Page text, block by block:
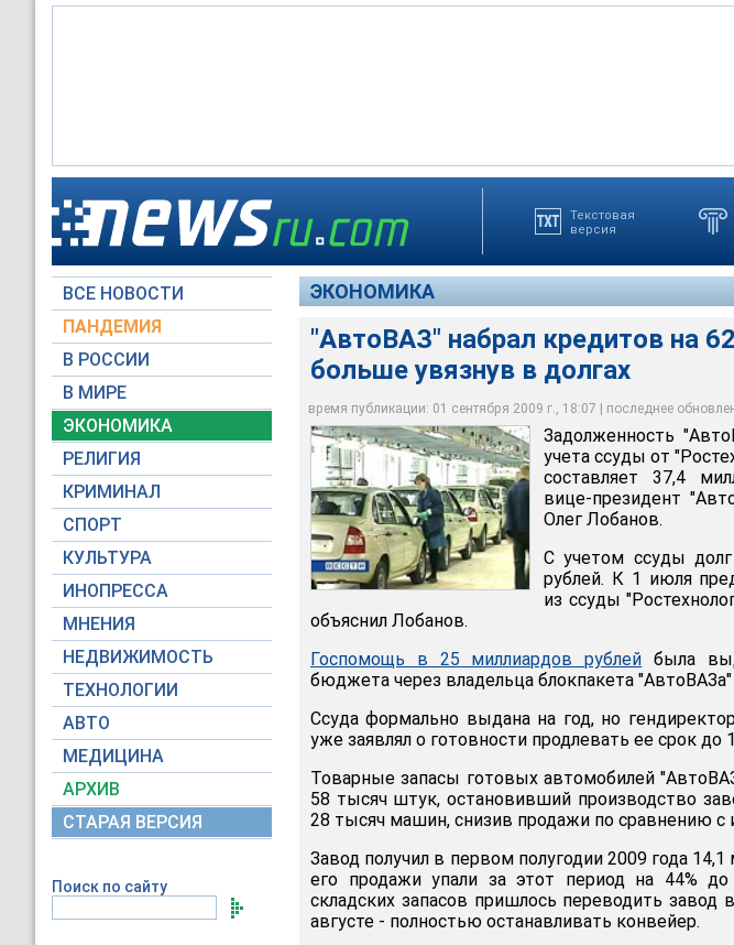
Текстовая
версия
ВСЕ НОВОСТИ
ПАНДЕМИЯ
В РОССИИ
В МИРЕ
ЭКОНОМИКА
РЕЛИГИЯ
КРИМИНАЛ
СПОРТ
КУЛЬТУРА
ИНОПРЕССА
МНЕНИЯ
НЕДВИЖИМОСТЬ
ТЕХНОЛОГИИ
АВТО
МЕДИЦИНА
АРХИВ
СТАРАЯ ВЕРСИЯ
Поиск по сайту
ЭКОНОМИКА
"АвтоВАЗ" набрал кредитов на
больше увязнув в долгах
время публикации: 01 сентября 2009 г., 18:07 | последнее
"АвтоВАЗ" набрал кредитов на 62,4 млрд рублей,
Вести
Задолженность
учета ссуды от
составляет 37,4
вице-президент
Олег Лобанов.
С учетом ссуды
рублей. К 1 июля
из ссуды
объяснил Лобанов.
Госпомощь в 25 миллиардов рублей была
бюджета через владельца блокпакета
Ссуда формально выдана на год, но
уже заявлял о готовности продлевать ее срок до
Товарные запасы готовых автомобилей
58 тысяч штук, остановивший производство
28 тысяч машин, снизив продажи по сравнению с
Завод получил в первом полугодии 2009 года
его продажи упали за этот период на 44%
складских запасов пришлось переводить
августе - полностью останавливать конвейер.